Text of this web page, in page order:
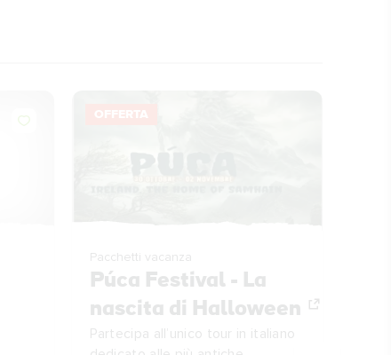
OFFERTA
Pacchetti vacanza
Púca Festival - La
nascita di Halloween
Partecipa all’unico tour in italiano